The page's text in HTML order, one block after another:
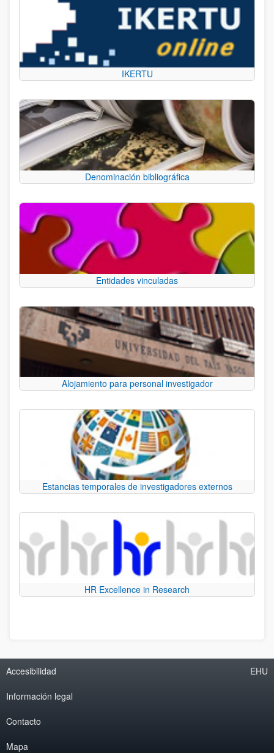
IKERTU
Denominación bibliográfica
Entidades vinculadas
Alojamiento para personal investigador
Estancias temporales de investigadores externos
HR Excellence in Research
Accesibilidad
Información legal
Contacto
Mapa
EHU